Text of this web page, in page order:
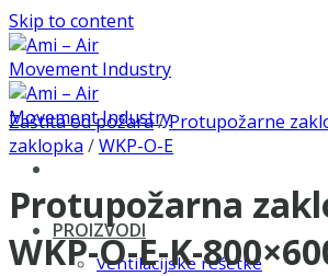
Skip to content
PROIZVODI
Ventilacijske rešetke
Zaštita od požara/Protupožarne
zaklopka /WKP-O-E
Protupožarna
WKP-O-E-K-